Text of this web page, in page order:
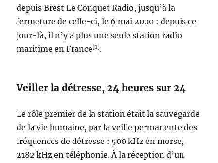
depuis Brest Le Conquet Radio, jusqu’à la
fermeture de celle-ci, le 6 mai 2000 : depuis ce
jour-là, il n’y a plus une seule station radio
maritime en France[1].
Veiller la détresse, 24 heures sur 24
Le rôle premier de la station était la sauvegarde
de la vie humaine, par la veille permanente des
fréquences de détresse : 500 kHz en morse,
2182 kHz en téléphonie. À la réception d’un